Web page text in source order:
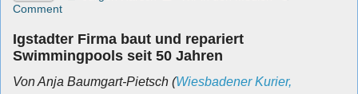
Öffnungszeiten
AGBs
Kontakt
Comment
Igstadter Firma baut und repariert
Swimmingpools seit 50 Jahren
Von Anja Baumgart-Pietsch (Wiesbadener Kurier,